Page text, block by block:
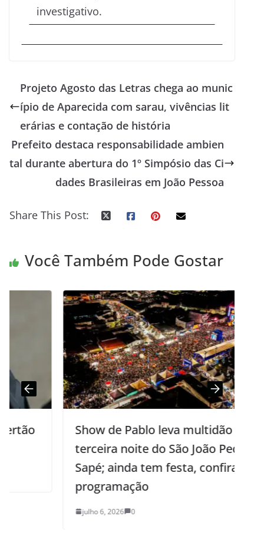
investigativo.
Projeto Agosto das Letras chega ao munic
ípio de Aparecida com sarau, vivências lit
erárias e contação de história
Prefeito destaca responsabilidade ambien
tal durante abertura do 1º Simpósio das Ci
dades Brasileiras em João Pessoa
Share This Post:
Você Também Pode Gostar
Show de Pablo leva multidão à
terceira noite do São João Pedro de
Sapé; ainda tem festa, confira a
programação
julho 6, 2026 0